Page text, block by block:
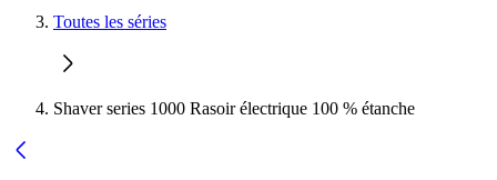
Toutes les séries
Shaver series 1000 Rasoir électrique 100 % étanche